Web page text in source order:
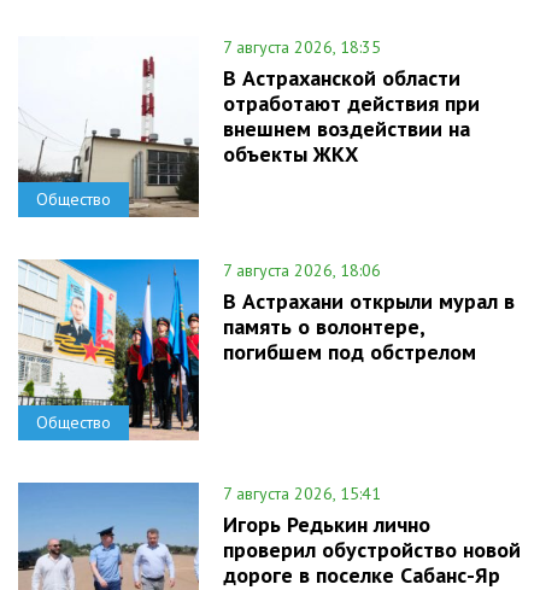
Общество
7 августа 2026, 18:35
В Астраханской области
отработают действия при
внешнем воздействии на
объекты ЖКХ
Общество
7 августа 2026, 18:06
В Астрахани открыли мурал в
память о волонтере,
погибшем под обстрелом
7 августа 2026, 15:41
Игорь Редькин лично
проверил обустройство новой
дороге в поселке Сабанс-Яр